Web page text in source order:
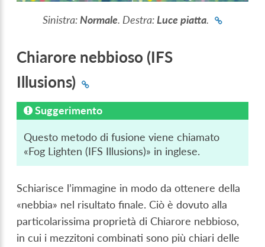
Sinistra:Normale. Destra:Luce piatta.
Chiarore nebbioso (IFS
Illusions)
Suggerimento
Questo metodo di fusione viene chiamato
«Fog Lighten (IFS Illusions)» in inglese.
Schiarisce l’immagine in modo da ottenere della
«nebbia» nel risultato finale. Ciò è dovuto alla
particolarissima proprietà di Chiarore nebbioso,
in cui i mezzitoni combinati sono più chiari delle